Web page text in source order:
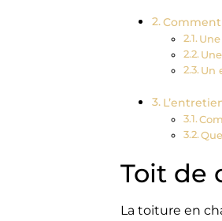
Un
Toit de
La toiture en